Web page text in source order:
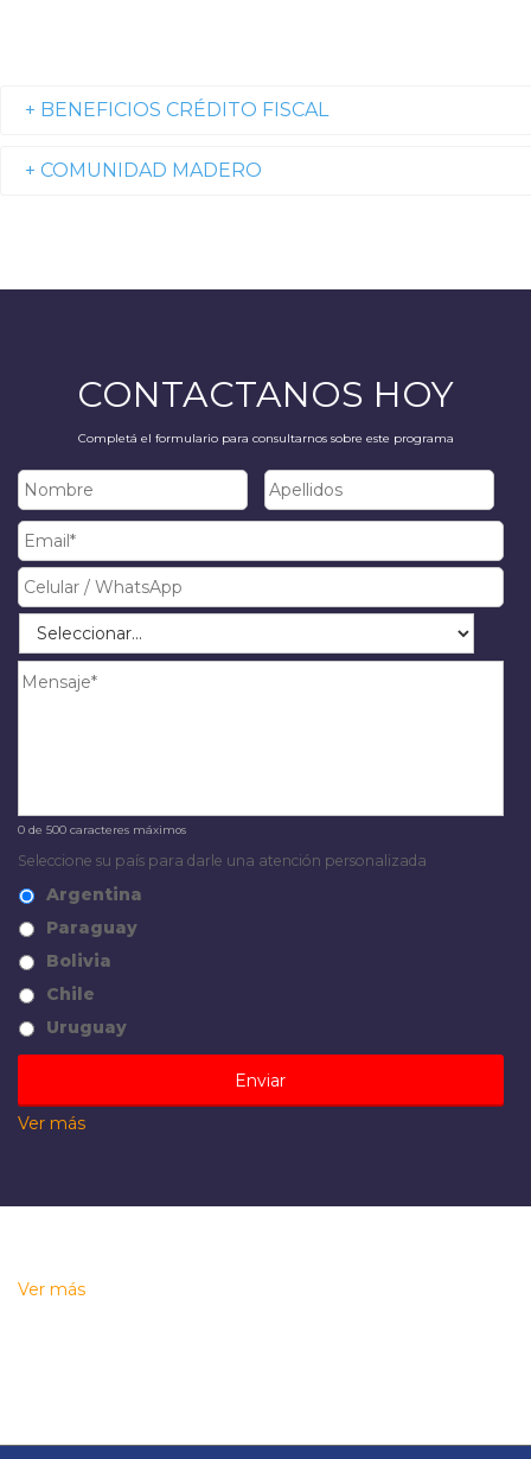
+ BENEFICIOS CRÉDITO FISCAL
+ COMUNIDAD MADERO
CONTACTANOS HOY
Completá el formulario para consultarnos sobre este programa
0 de 500 caracteres máximos
Seleccione su país para darle una atención personalizada
Argentina
Paraguay
Bolivia
Chile
Uruguay
Ver más
Ver más